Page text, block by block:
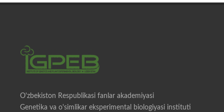
O'zbekiston Respublikasi fanlar akademiyasi
Genetika va o'simlikar eksperimental biologiyasi instituti